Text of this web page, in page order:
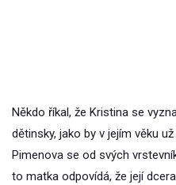
Někdo říkal, že Kristina se
dětinsky, jako by v jejím věku
Pimenova se od svých
to matka odpovídá, že její